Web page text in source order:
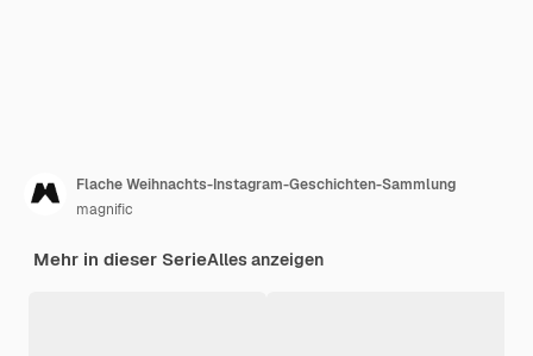
Flache Weihnachts-Instagram-Geschichten-Sammlung
magnific
Mehr in dieser SerieAlles anzeigen